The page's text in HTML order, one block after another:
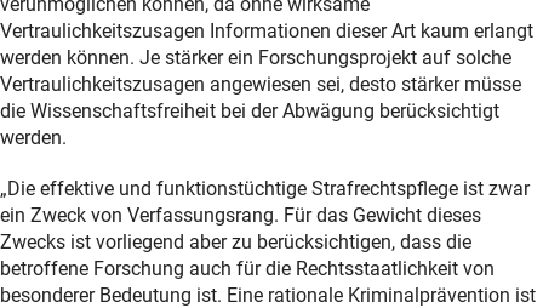
Vertraulichkeitszusagen Informationen dieser Art kaum erlangt
werden können. Je stärker ein Forschungsprojekt auf solche
Vertraulichkeitszusagen angewiesen sei, desto stärker müsse
die Wissenschaftsfreiheit bei der Abwägung berücksichtigt
werden.
„Die effektive und funktionstüchtige Strafrechtspflege ist zwar
ein Zweck von Verfassungsrang. Für das Gewicht dieses
Zwecks ist vorliegend aber zu berücksichtigen, dass die
betroffene Forschung auch für die Rechtsstaatlichkeit von
besonderer Bedeutung ist. Eine rationale Kriminalprävention ist